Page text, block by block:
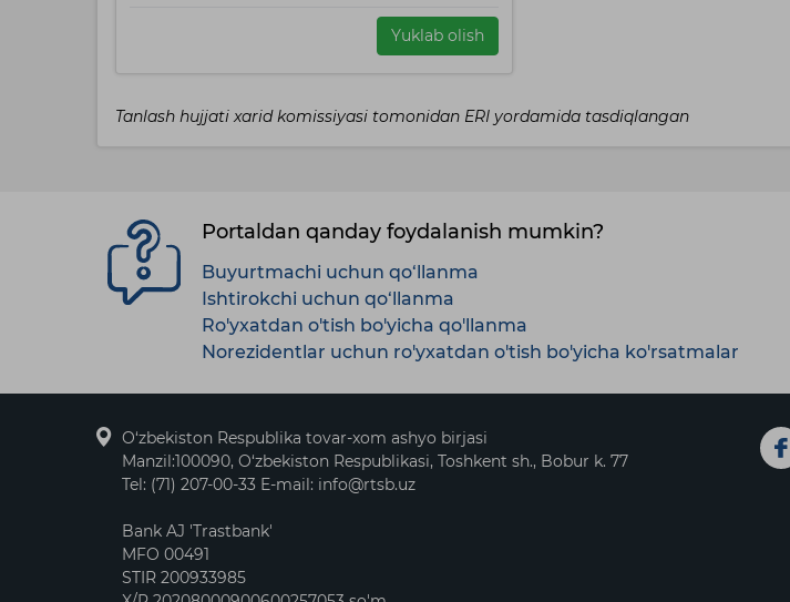
Yuklab olish
Tanlash hujjati xarid komissiyasi tomonidan ERI yordamida tasdiqlangan
Portaldan qanday foydalanish mumkin?
Buyurtmachi uchun qo‘llanma
Ishtirokchi uchun qo‘llanma
Ro'yxatdan o'tish bo'yicha qo'llanma
Norezidentlar uchun ro'yxatdan o'tish bo'yicha ko'rsatmalar
O‘zbekiston Respublika tovar-xom ashyo birjasi
Manzil:100090, O‘zbekiston Respublikasi, Toshkent sh., Bobur k. 77
Tel: (71) 207-00-33 E-mail: info@rtsb.uz
Bank AJ 'Trastbank'
MFO 00491
STIR 200933985